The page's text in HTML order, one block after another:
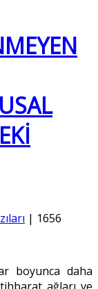
| 1656
boyunca daha